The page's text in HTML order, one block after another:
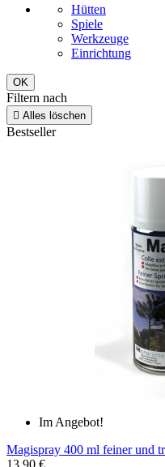
Hütten
Spiele
Werkzeuge
Einrichtung
OK
Filtern nach
 Alles löschen
Bestseller
Im Angebot!
Magispray 400 ml feiner und
13,90 €